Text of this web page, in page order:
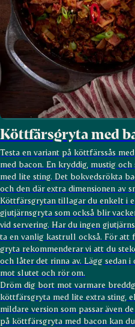
Köttfärsgryta med
Testa en variant på köttfärssås
med bacon. En kryddig, mustig
med lite sting. Det bokvedsrökta
och den där extra dimensionen av
Köttfärsgrytan tillagar du enkelt i
gjutjärnsgryta som också blir
vid servering. Har du ingen
ta en vanlig kastrull också. För
gryta rekommenderar vi att du
och låter det rinna av. Lägg sedan
mot slutet och rör om.
Dröm dig bort mot varmare
köttfärsgryta med lite extra sting,
mildare version som passar även
på köttfärsgryta med bacon kan